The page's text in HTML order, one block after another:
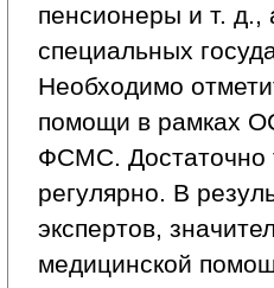
пенсионеры и т. д.,
специальных
Необходимо
помощи в рамках
ФСМС. Достаточно
регулярно. В
экспертов,
медицинской